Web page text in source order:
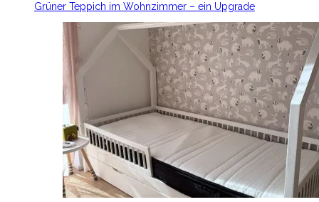
Grüner Teppich im Wohnzimmer – ein Upgrade